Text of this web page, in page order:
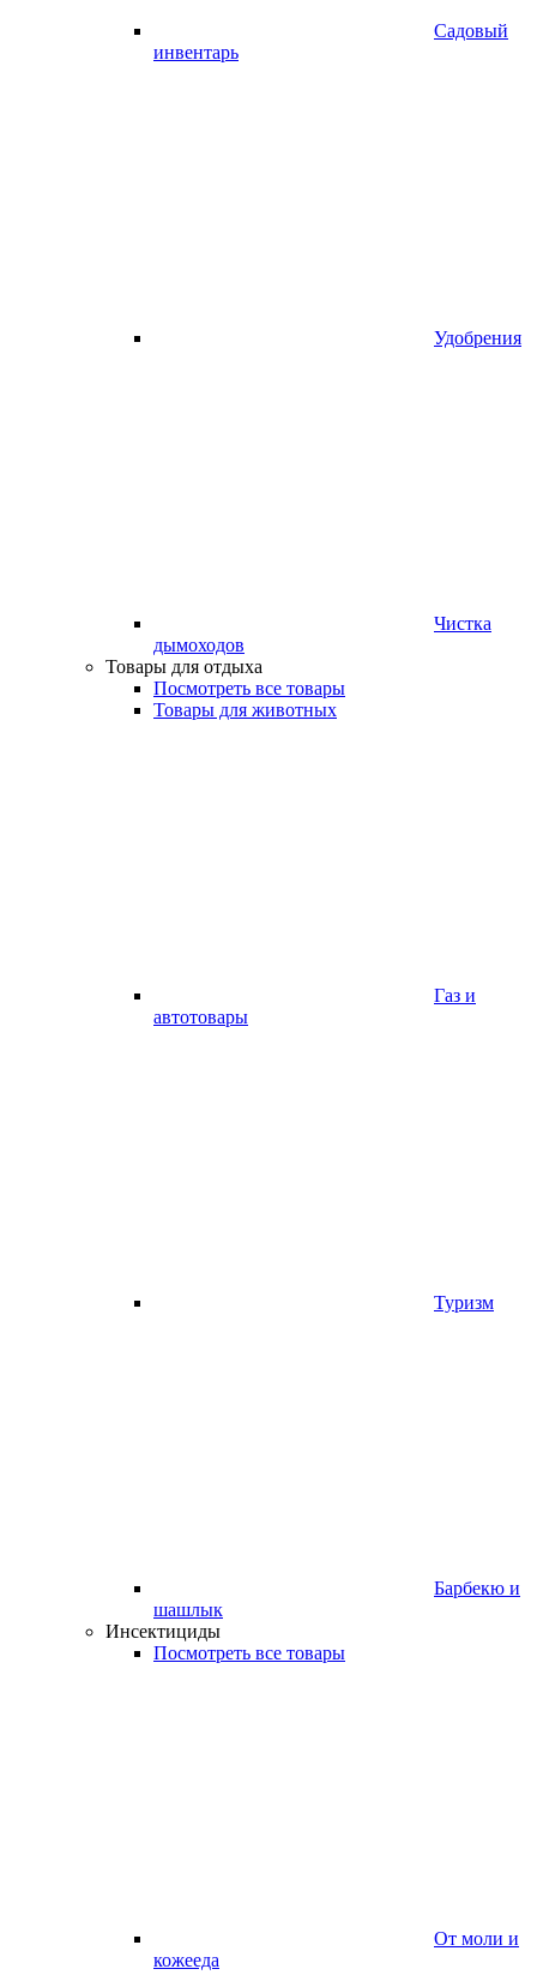
Садовый
инвентарь
Удобрения
Чистка
дымоходов
Товары для отдыха
Посмотреть все товары
Товары для животных
Газ и
автотовары
Туризм
Барбекю и
шашлык
Инсектициды
Посмотреть все товары
От моли и
кожееда